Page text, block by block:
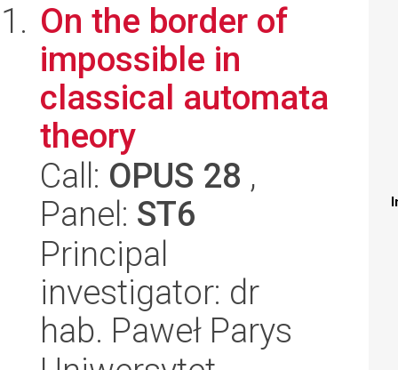
On the border of
impossible in
classical automata
theory
Call: OPUS 28 ,
Panel: ST6
Principal
investigator: dr
hab. Paweł Parys